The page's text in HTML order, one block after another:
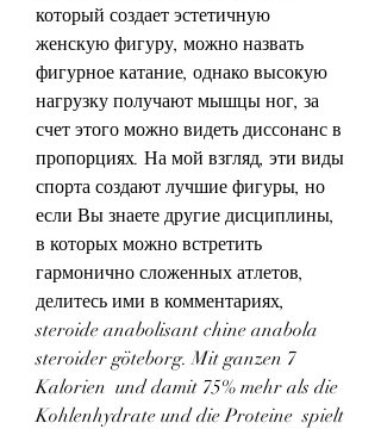
который создает эстетичную
женскую фигуру, можно назвать
фигурное катание, однако высокую
нагрузку получают мышцы ног, за
счет этого можно видеть диссонанс в
пропорциях. На мой взгляд, эти виды
спорта создают лучшие фигуры, но
если Вы знаете другие дисциплины,
в которых можно встретить
гармонично сложенных атлетов,
делитесь ими в комментариях,
steroide anabolisant chine anabola
steroider göteborg. Mit ganzen 7
Kalorien  und damit 75% mehr als die
Kohlenhydrate und die Proteine  spielt